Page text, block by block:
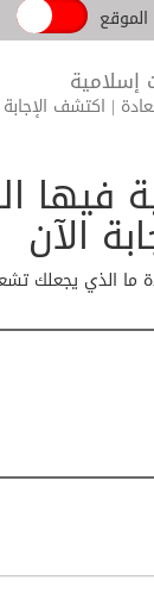
إسلامية
| اكتشف الإجابة
فيها
الآن
ما الذي يجعلك